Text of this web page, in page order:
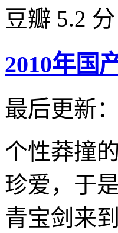
豆瓣 5.2 分
2010年国
最后更新
个性莽撞
珍爱，于
青宝剑来